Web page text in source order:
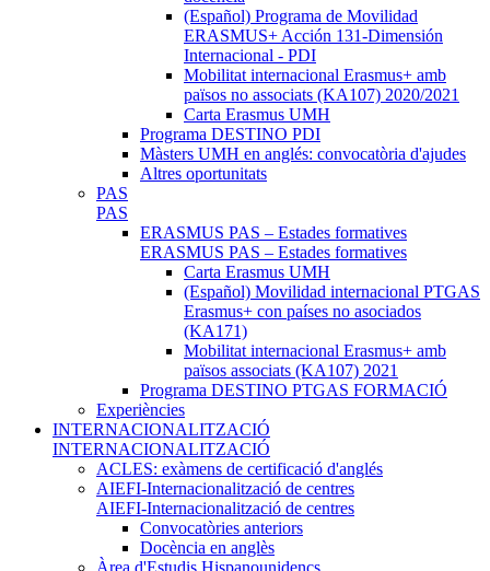
(Español) Programa de Movilidad
ERASMUS+ Acción 131-Dimensión
Internacional - PDI
Mobilitat internacional Erasmus+ amb
països no associats (KA107) 2020/2021
Carta Erasmus UMH
Programa DESTINO PDI
Màsters UMH en anglés: convocatòria d'ajudes
Altres oportunitats
PAS
PAS
ERASMUS PAS – Estades formatives
ERASMUS PAS – Estades formatives
Carta Erasmus UMH
(Español) Movilidad internacional PTGAS
Erasmus+ con países no asociados
(KA171)
Mobilitat internacional Erasmus+ amb
països associats (KA107) 2021
Programa DESTINO PTGAS FORMACIÓ
Experiències
INTERNACIONALITZACIÓ
INTERNACIONALITZACIÓ
ACLES: exàmens de certificació d'anglés
AIEFI-Internacionalització de centres
AIEFI-Internacionalització de centres
Convocatòries anteriors
Docència en anglès
Àrea d'Estudis Hispanounidencs